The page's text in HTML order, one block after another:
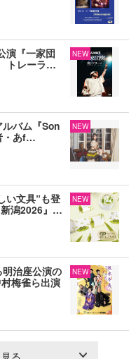
演『一家団
トレーラ…
NEW
バム『Son
・あf…
NEW
い文具”も登
潟2026』…
NEW
治座公演の
梅雀ら出演
NEW